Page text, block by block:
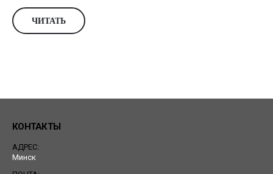
ЧИТАТЬ
КОНТАКТЫ
АДРЕС:
Минск